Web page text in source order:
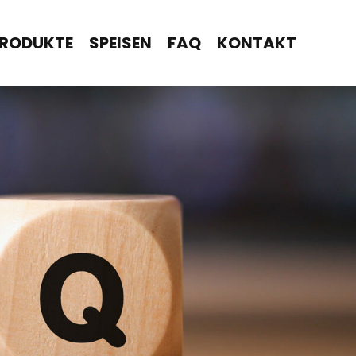
SPEISEN FAQ KONTAKT